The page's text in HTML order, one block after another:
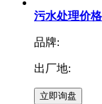
污水处理价
品牌:
出厂地: